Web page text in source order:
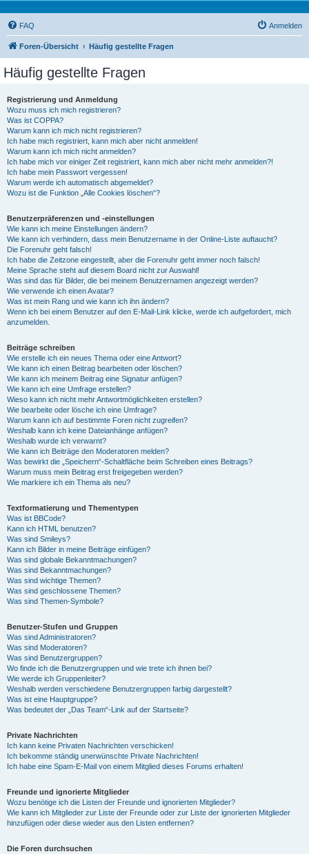
FAQ Anmelden
Foren-Übersicht Häufig gestellte Fragen
Häufig gestellte Fragen
Registrierung und Anmeldung
Wozu muss ich mich registrieren?
Was ist COPPA?
Warum kann ich mich nicht registrieren?
Ich habe mich registriert, kann mich aber nicht anmelden!
Warum kann ich mich nicht anmelden?
Ich habe mich vor einiger Zeit registriert, kann mich aber nicht mehr anmelden?!
Ich habe mein Passwort vergessen!
Warum werde ich automatisch abgemeldet?
Wozu ist die Funktion „Alle Cookies löschen“?
Benutzerpräferenzen und -einstellungen
Wie kann ich meine Einstellungen ändern?
Wie kann ich verhindern, dass mein Benutzername in der Online-Liste auftaucht?
Die Forenuhr geht falsch!
Ich habe die Zeitzone eingestellt, aber die Forenuhr geht immer noch falsch!
Meine Sprache steht auf diesem Board nicht zur Auswahl!
Was sind das für Bilder, die bei meinem Benutzernamen angezeigt werden?
Wie verwende ich einen Avatar?
Was ist mein Rang und wie kann ich ihn ändern?
Wenn ich bei einem Benutzer auf den E-Mail-Link klicke, werde ich aufgefordert, mich
anzumelden.
Beiträge schreiben
Wie erstelle ich ein neues Thema oder eine Antwort?
Wie kann ich einen Beitrag bearbeiten oder löschen?
Wie kann ich meinem Beitrag eine Signatur anfügen?
Wie kann ich eine Umfrage erstellen?
Wieso kann ich nicht mehr Antwortmöglichkeiten erstellen?
Wie bearbeite oder lösche ich eine Umfrage?
Warum kann ich auf bestimmte Foren nicht zugreifen?
Weshalb kann ich keine Dateianhänge anfügen?
Weshalb wurde ich verwarnt?
Wie kann ich Beiträge den Moderatoren melden?
Was bewirkt die „Speichern“-Schaltfläche beim Schreiben eines Beitrags?
Warum muss mein Beitrag erst freigegeben werden?
Wie markiere ich ein Thema als neu?
Textformatierung und Thementypen
Was ist BBCode?
Kann ich HTML benutzen?
Was sind Smileys?
Kann ich Bilder in meine Beiträge einfügen?
Was sind globale Bekanntmachungen?
Was sind Bekanntmachungen?
Was sind wichtige Themen?
Was sind geschlossene Themen?
Was sind Themen-Symbole?
Benutzer-Stufen und Gruppen
Was sind Administratoren?
Was sind Moderatoren?
Was sind Benutzergruppen?
Wo finde ich die Benutzergruppen und wie trete ich ihnen bei?
Wie werde ich Gruppenleiter?
Weshalb werden verschiedene Benutzergruppen farbig dargestellt?
Was ist eine Hauptgruppe?
Was bedeutet der „Das Team“-Link auf der Startseite?
Private Nachrichten
Ich kann keine Privaten Nachrichten verschicken!
Ich bekomme ständig unerwünschte Private Nachrichten!
Ich habe eine Spam-E-Mail von einem Mitglied dieses Forums erhalten!
Freunde und ignorierte Mitglieder
Wozu benötige ich die Listen der Freunde und ignorierten Mitglieder?
Wie kann ich Mitglieder zur Liste der Freunde oder zur Liste der ignorierten Mitglieder
hinzufügen oder diese wieder aus den Listen entfernen?
Die Foren durchsuchen